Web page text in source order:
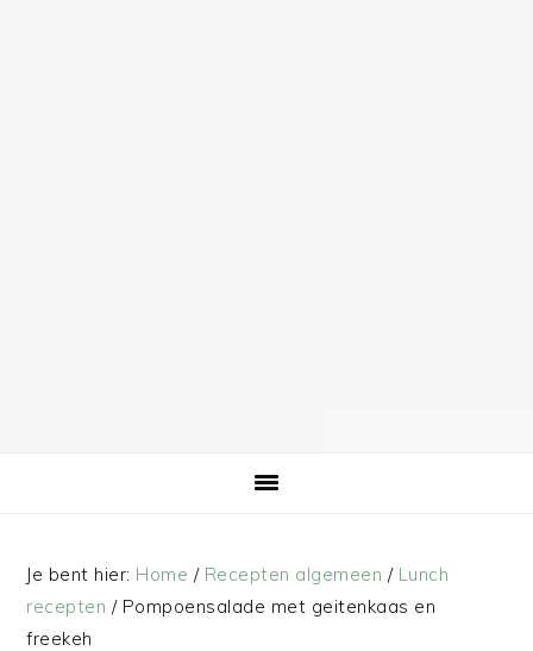
Je bent hier: Home / Recepten algemeen / Lunch
recepten /Pompoensalade met geitenkaas en
freekeh